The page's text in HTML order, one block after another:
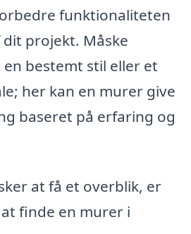
funktionaliteten
projekt. Måske
bestemt stil eller et
her kan en murer give
baseret på erfaring og
at få et overblik, er
finde en murer i